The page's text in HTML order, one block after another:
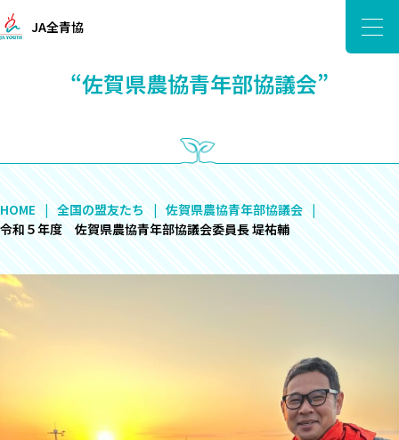
JA全青協
“佐賀県農協青年部協議会”
HOME 全国の盟友たち
佐賀県農協青年部協議会
令和５年度 佐賀県農協青年部協議会委員長 堤祐輔